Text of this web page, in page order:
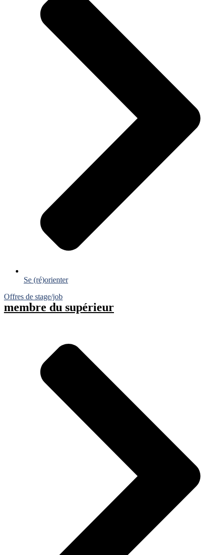
Se (ré)orienter
Offres de stage/job
membre du supérieur